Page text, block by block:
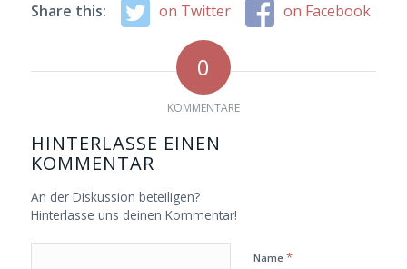
Share this:
on Twitter on Facebook
0
KOMMENTARE
HINTERLASSE EINEN
KOMMENTAR
An der Diskussion beteiligen?
Hinterlasse uns deinen Kommentar!
Name *